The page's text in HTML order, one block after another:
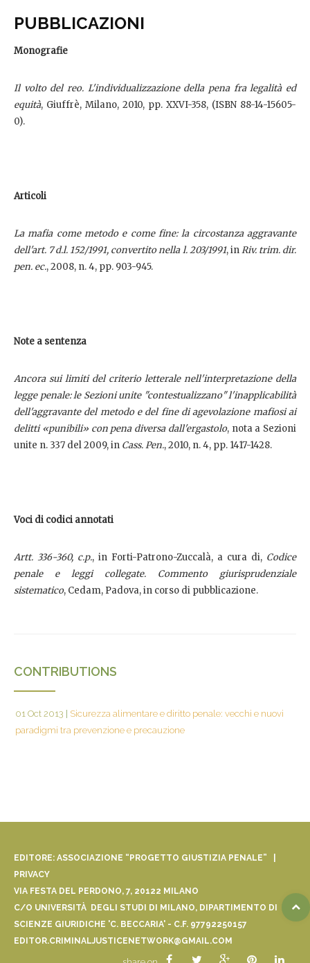
PUBBLICAZIONI
Monografie
Il volto del reo. L'individualizzazione della pena fra legalità ed
equità, Giuffrè, Milano, 2010, pp. XXVI-358, (ISBN 88-14-15605-
0).
Articoli
La mafia come metodo e come fine: la circostanza aggravante
dell'art. 7 d.l. 152/1991, convertito nella l. 203/1991, inRiv. trim. dir.
pen. ec., 2008, n. 4, pp. 903-945.
Note a sentenza
Ancora sui limiti del criterio letterale nell'interpretazione della
legge penale: le Sezioni unite "contestualizzano" l'inapplicabilità
dell'aggravante del metodo e del fine di agevolazione mafiosi ai
delitti «punibili» con pena diversa dall'ergastolo, nota a Sezioni
unite n. 337 del 2009, in Cass. Pen., 2010, n. 4, pp. 1417-1428.
Voci di codici annotati
Artt. 336-360, c.p., in Forti-Patrono-Zuccalà, a cura di, Codice
penale e leggi collegate. Commento giurisprudenziale
sistematico, Cedam, Padova, in corso di pubblicazione.
CONTRIBUTIONS
01 Oct 2013
Sicurezza alimentare e diritto penale: vecchi e nuovi
paradigmi tra prevenzione e precauzione
EDITORE: ASSOCIAZIONE “PROGETTO GIUSTIZIA PENALE” |
PRIVACY
VIA FESTA DEL PERDONO, 7, 20122 MILANO
C/O UNIVERSITÀ DEGLI STUDI DI MILANO, DIPARTIMENTO DI
SCIENZE GIURIDICHE 'C. BECCARIA' - C.F. 97792250157
EDITOR.CRIMINALJUSTICENETWORK@GMAIL.COM